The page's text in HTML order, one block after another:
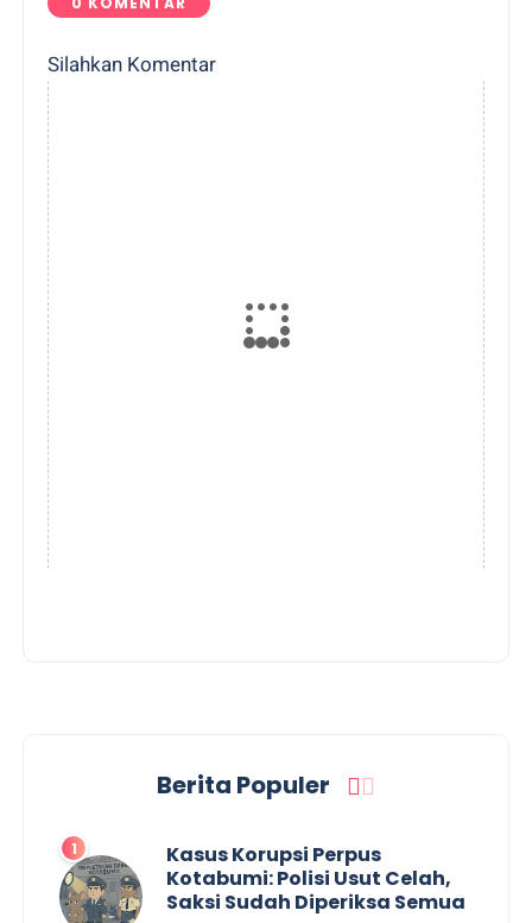
Silahkan Komentar
Berita Populer
Kasus Korupsi Perpus
Kotabumi: Polisi Usut Celah,
Saksi Sudah Diperiksa Semua